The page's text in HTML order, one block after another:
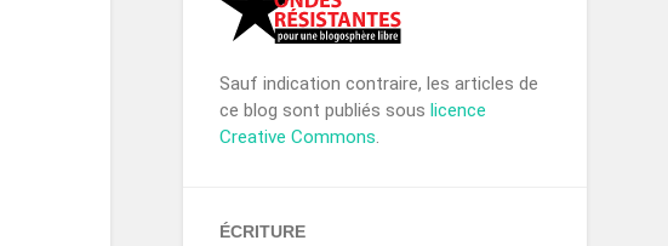
Sauf indication contraire, les articles de
ce blog sont publiés souslicence
Creative Commons.
ÉCRITURE